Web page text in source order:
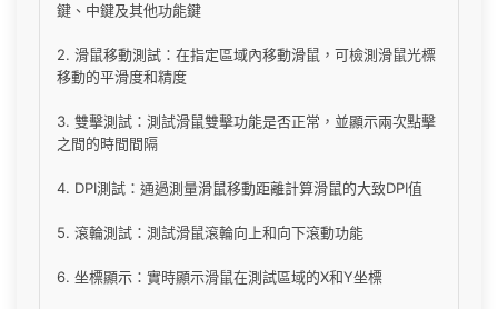
鍵、中鍵及其他功能鍵
2. 滑鼠移動測試：在指定區域內移動滑鼠，可檢測滑鼠光標
移動的平滑度和精度
3. 雙擊測試：測試滑鼠雙擊功能是否正常，並顯示兩次點擊
之間的時間間隔
4. DPI測試：通過測量滑鼠移動距離計算滑鼠的大致DPI值
5. 滾輪測試：測試滑鼠滾輪向上和向下滾動功能
6. 坐標顯示：實時顯示滑鼠在測試區域的X和Y坐標